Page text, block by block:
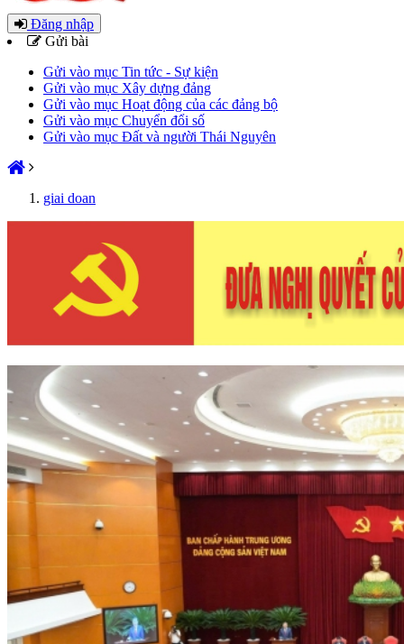
Đăng nhập
Gửi bài
Gửi vào mục Tin tức - Sự kiện
Gửi vào mục Xây dựng đảng
Gửi vào mục Hoạt động của các đảng bộ
Gửi vào mục Chuyển đổi số
Gửi vào mục Đất và người Thái Nguyên
giai doan